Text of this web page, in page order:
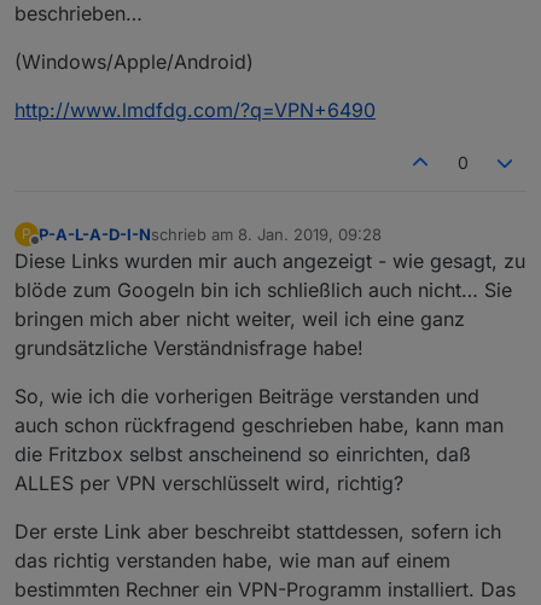
beschrieben…
(Windows/Apple/Android)
http://www.lmdfdg.com/?q=VPN+6490
0
P
Offline
P-A-L-A-D-I-Nschrieb am 8. Jan. 2019, 09:28
zuletzt editiert von
Diese Links wurden mir auch angezeigt - wie gesagt, zu
blöde zum Googeln bin ich schließlich auch nicht… Sie
bringen mich aber nicht weiter, weil ich eine ganz
grundsätzliche Verständnisfrage habe!
So, wie ich die vorherigen Beiträge verstanden und
auch schon rückfragend geschrieben habe, kann man
die Fritzbox selbst anscheinend so einrichten, daß
ALLES per VPN verschlüsselt wird, richtig?
Der erste Link aber beschreibt stattdessen, sofern ich
das richtig verstanden habe, wie man auf einem
bestimmten Rechner ein VPN-Programm installiert. Das